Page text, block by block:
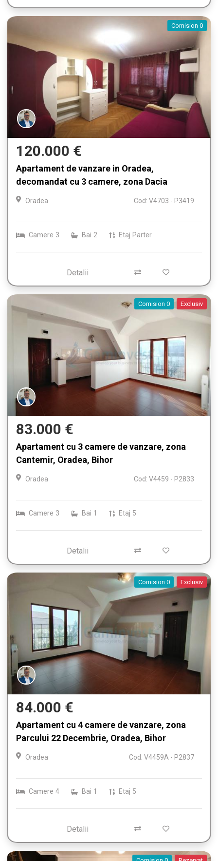
Comision 0
120.000 €
Apartament de vanzare in Oradea,
decomandat cu 3 camere, zona Dacia
Oradea Cod: V4703 - P3419
Camere 3 Bai 2 Etaj Parter
Detalii
Comision 0 Exclusiv
83.000 €
Apartament cu 3 camere de vanzare, zona
Cantemir, Oradea, Bihor
Oradea Cod: V4459 - P2833
Camere 3 Bai 1 Etaj 5
Detalii
Comision 0 Exclusiv
84.000 €
Apartament cu 4 camere de vanzare, zona
Parcului 22 Decembrie, Oradea, Bihor
Oradea Cod: V4459A - P2837
Camere 4 Bai 1 Etaj 5
Detalii